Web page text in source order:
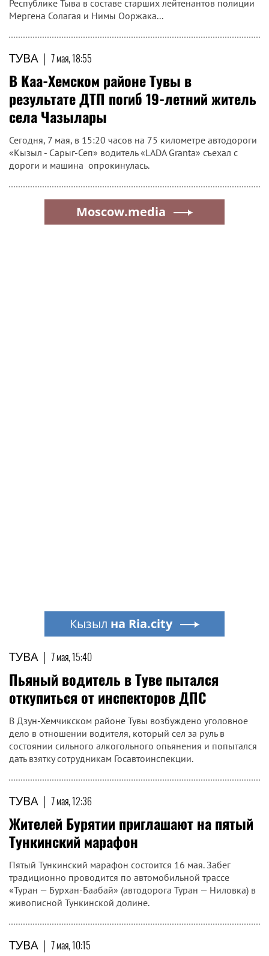
Республике Тыва в составе старших лейтенантов полиции
Мергена Солагая и Нимы Ооржака...
ТУВА | 7 мая, 18:55
В Каа-Хемском районе Тувы в
результате ДТП погиб 19-летний житель
села Чазылары
Сегодня, 7 мая, в 15:20 часов на 75 километре автодороги
«Кызыл - Сарыг-Сеп» водитель «LADA Granta» съехал с
дороги и машина опрокинулась.
ТУВА | 7 мая, 15:40
Пьяный водитель в Туве пытался
откупиться от инспекторов ДПС
В Дзун-Хемчикском районе Тувы возбуждено уголовное
дело в отношении водителя, который сел за руль в
состоянии сильного алкогольного опьянения и попытался
дать взятку сотрудникам Госавтоинспекции.
ТУВА | 7 мая, 12:36
Жителей Бурятии приглашают на пятый
Тункинский марафон
Пятый Тункинский марафон состоится 16 мая. Забег
традиционно проводится по автомобильной трассе
«Туран — Бурхан-Баабай» (автодорога Туран — Ниловка) в
живописной Тункинской долине.
ТУВА | 7 мая, 10:15
Moscow.media
Кызыл на Ria.city